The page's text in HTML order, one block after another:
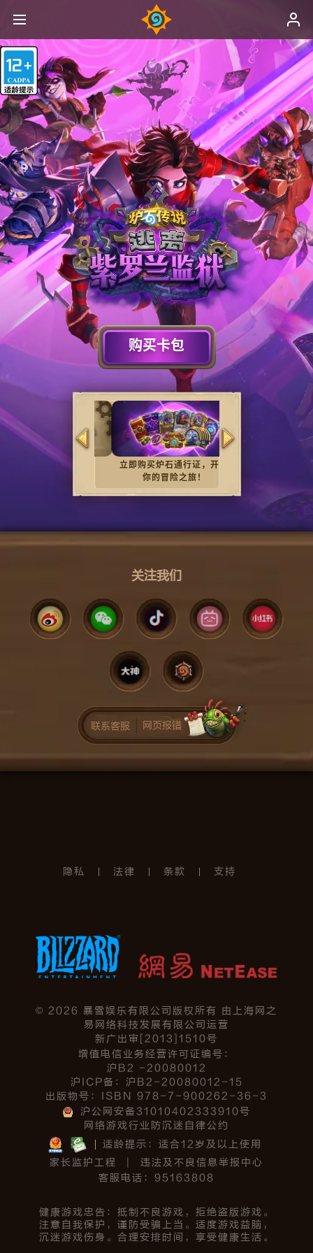
购买卡包
立即购买​​​​炉石​通行证，​​​​开启​
你​​​​的​​​​冒险之​​​​旅！​​​​
7月8日11:00-
关注我们
联系客服 网页报错
隐私 法律 条款 支持
© 2026 暴雪娱乐有限公司版权所有 由上海网之
易网络科技发展有限公司运营
新广出审[2013]1510号
增值电信业务经营许可证编号：
沪B2 -20080012
沪ICP备：沪B2-20080012-15
出版物号：ISBN 978-7-900262-36-3
沪公网安备31010402333910号
网络游戏行业防沉迷自律公约
适龄提示：适合12岁及以上使用
家长监护工程
违法及不良信息举报中心
客服电话：95163808
健康游戏忠告：抵制不良游戏，拒绝盗版游戏。
注意自我保护，谨防受骗上当。适度游戏益脑，
沉迷游戏伤身。合理安排时间，享受健康生活。